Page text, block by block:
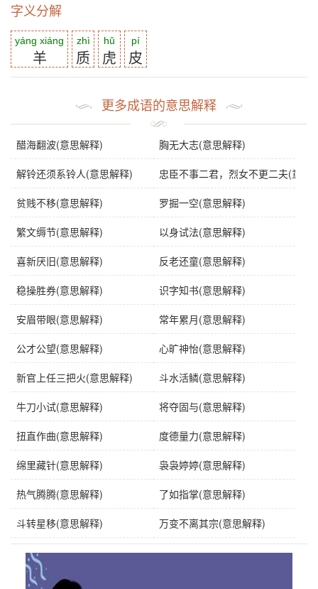
字义分解
yáng xiáng
羊
zhì
质
hǔ
虎
pí
皮
更多成语的意思解释
醋海翻波(意思解释) 胸无大志(意思解释)
解铃还须系铃人(意思解释) 忠臣不事二君，烈女不更二夫(意思
贫贱不移(意思解释) 罗掘一空(意思解释)
繁文缛节(意思解释) 以身试法(意思解释)
喜新厌旧(意思解释) 反老还童(意思解释)
稳操胜券(意思解释) 识字知书(意思解释)
安眉带眼(意思解释) 常年累月(意思解释)
公才公望(意思解释) 心旷神怡(意思解释)
新官上任三把火(意思解释) 斗水活鳞(意思解释)
牛刀小试(意思解释) 将夺固与(意思解释)
扭直作曲(意思解释) 度德量力(意思解释)
绵里藏针(意思解释) 袅袅婷婷(意思解释)
热气腾腾(意思解释) 了如指掌(意思解释)
斗转星移(意思解释) 万变不离其宗(意思解释)